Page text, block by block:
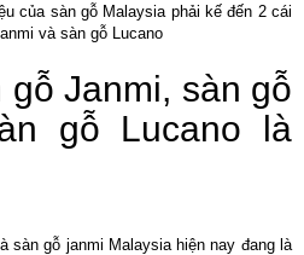
của sàn gỗ Malaysia phải kế đến 2 cái
và sàn gỗ Lucano
gỗ Janmi, sàn gỗ
gỗ Lucano là
sàn gỗ janmi Malaysia hiện nay đang là